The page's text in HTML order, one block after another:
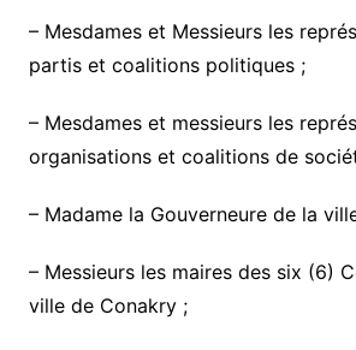
– Mesdames et Messieurs les
partis et coalitions politiques ;
– Mesdames et messieurs les
organisations et coalitions de
– Madame la Gouverneure de la
– Messieurs les maires des six (6)
ville de Conakry ;